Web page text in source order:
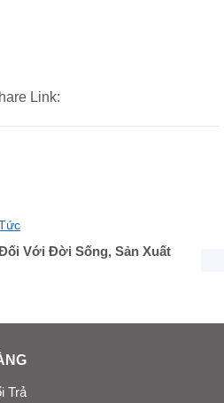
Link:
Với Đời Sống, Sản Xuất
Trả